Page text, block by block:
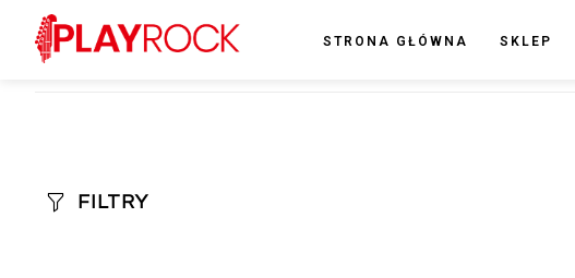
STRONA GŁÓWNA SKLEP
FILTRY